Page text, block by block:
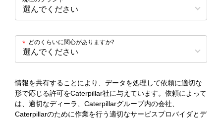
どのくらいに関心がありますか?
*
情報を共有することにより、データを処理して依頼に適切な
形で応じる許可をCaterpillar社に与えています。依頼によって
は、適切なディーラ、Caterpillarグループ内の会社、
Caterpillarのために作業を行う適切なサービスプロバイダとデ